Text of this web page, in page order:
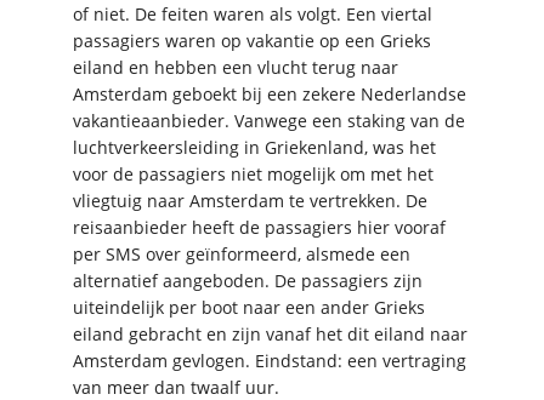
of niet. De feiten waren als volgt. Een viertal
passagiers waren op vakantie op een Grieks
eiland en hebben een vlucht terug naar
Amsterdam geboekt bij een zekere Nederlandse
vakantieaanbieder. Vanwege een staking van de
luchtverkeersleiding in Griekenland, was het
voor de passagiers niet mogelijk om met het
vliegtuig naar Amsterdam te vertrekken. De
reisaanbieder heeft de passagiers hier vooraf
per SMS over geïnformeerd, alsmede een
alternatief aangeboden. De passagiers zijn
uiteindelijk per boot naar een ander Grieks
eiland gebracht en zijn vanaf het dit eiland naar
Amsterdam gevlogen. Eindstand: een vertraging
van meer dan twaalf uur.